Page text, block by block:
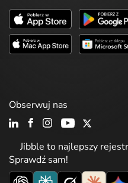
Jibble to najlepszy
Sprawdź sam!
Obserwuj nas